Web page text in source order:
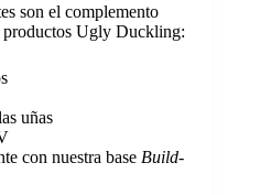
son el complemento
productos Ugly Duckling:
uñas
con nuestra base Build-